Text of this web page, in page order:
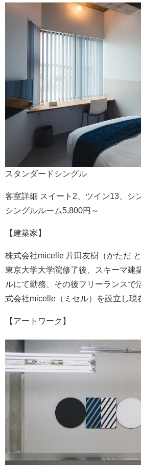
スタンダードシングル
客室詳細 スイート2、ツイン13、シ
シングルルーム5,800円～
【建築家】
株式会社micelle 片田友樹（かただ と
東京大学大学院修了後、スキーマ建
ルにて勤務、その後フリーランスで
式会社micelle（ミセル）を設立し現
【アートワーク】